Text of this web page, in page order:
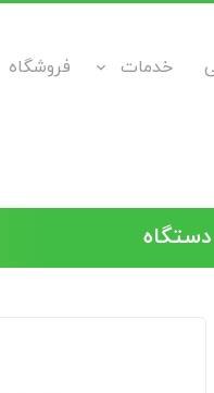
خدمات فروشگاه